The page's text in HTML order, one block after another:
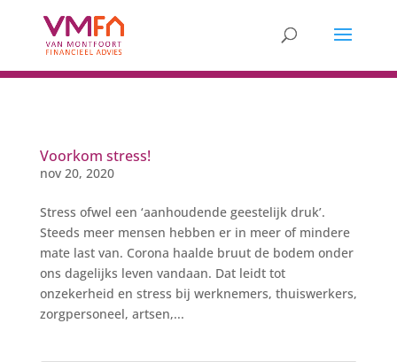
Voorkom stress!
nov 20, 2020
Stress ofwel een ‘aanhoudende geestelijk druk’.
Steeds meer mensen hebben er in meer of mindere
mate last van. Corona haalde bruut de bodem onder
ons dagelijks leven vandaan. Dat leidt tot
onzekerheid en stress bij werknemers, thuiswerkers,
zorgpersoneel, artsen,...